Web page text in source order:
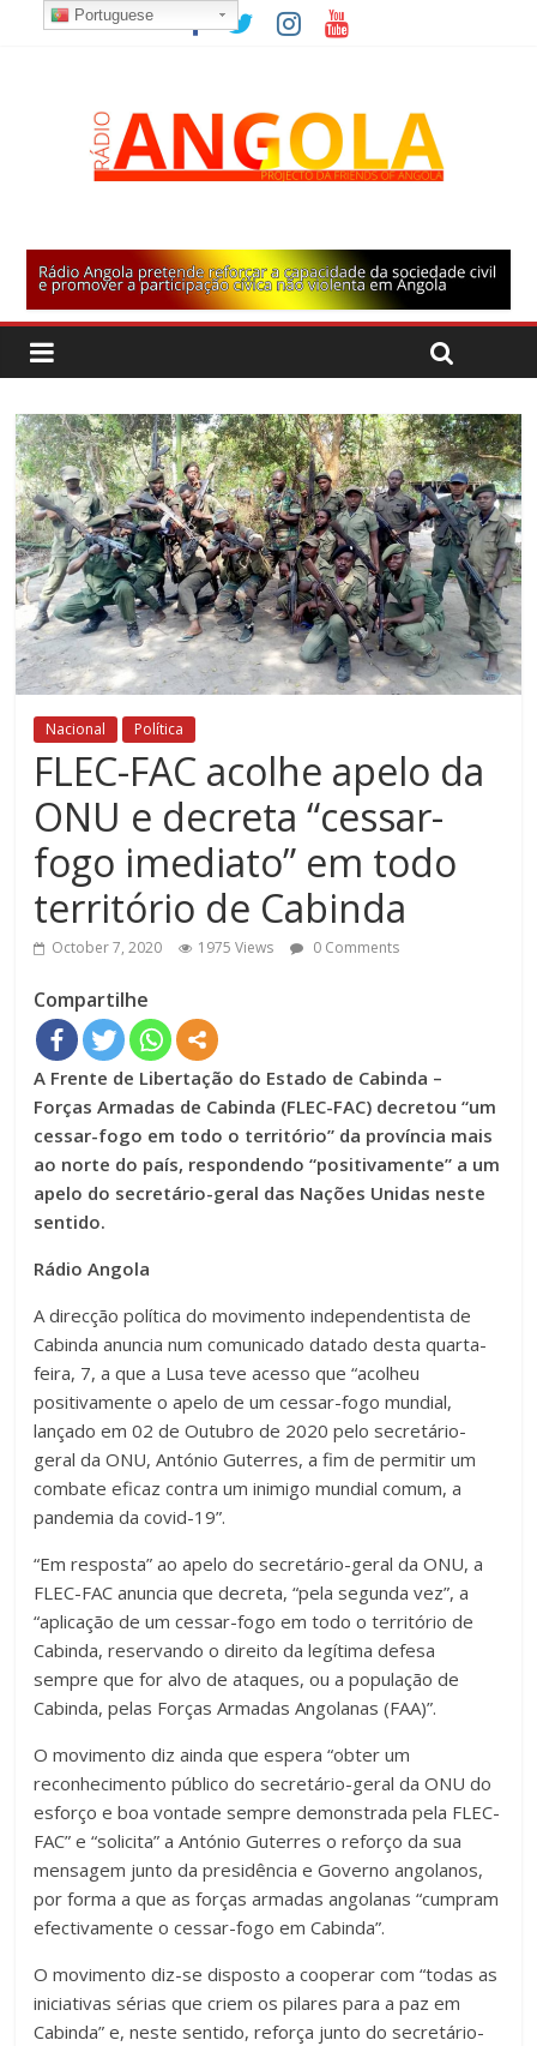
Nacional Política
FLEC-FAC acolhe apelo da
ONU e decreta “cessar-
fogo imediato” em todo
território de Cabinda
October 7, 2020 1975 Views 0 Comments
Compartilhe
A Frente de Libertação do Estado de Cabinda –
Forças Armadas de Cabinda (FLEC-FAC) decretou “um
cessar-fogo em todo o território” da província mais
ao norte do país, respondendo “positivamente” a um
apelo do secretário-geral das Nações Unidas neste
sentido.
Rádio Angola
A direcção política do movimento independentista de
Cabinda anuncia num comunicado datado desta quarta-
feira, 7, a que a Lusa teve acesso que “acolheu
positivamente o apelo de um cessar-fogo mundial,
lançado em 02 de Outubro de 2020 pelo secretário-
geral da ONU, António Guterres, a fim de permitir um
combate eficaz contra um inimigo mundial comum, a
pandemia da covid-19”.
“Em resposta” ao apelo do secretário-geral da ONU, a
FLEC-FAC anuncia que decreta, “pela segunda vez”, a
“aplicação de um cessar-fogo em todo o território de
Cabinda, reservando o direito da legítima defesa
sempre que for alvo de ataques, ou a população de
Cabinda, pelas Forças Armadas Angolanas (FAA)”.
O movimento diz ainda que espera “obter um
reconhecimento público do secretário-geral da ONU do
esforço e boa vontade sempre demonstrada pela FLEC-
FAC” e “solicita” a António Guterres o reforço da sua
mensagem junto da presidência e Governo angolanos,
por forma a que as forças armadas angolanas “cumpram
efectivamente o cessar-fogo em Cabinda”.
O movimento diz-se disposto a cooperar com “todas as
iniciativas sérias que criem os pilares para a paz em
Cabinda” e, neste sentido, reforça junto do secretário-
Portuguese